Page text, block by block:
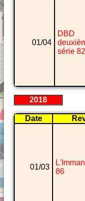
01/04
DBD
série 82
2018
Date
01/03
86